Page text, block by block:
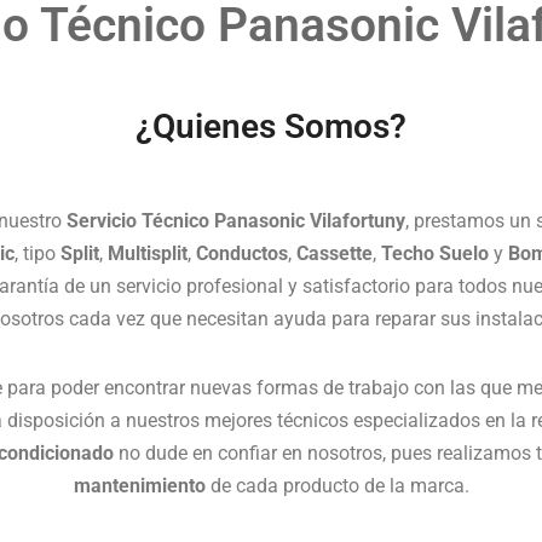
Técnico Panasonic
¿Quienes Somos?
Servicio Técnico Panasonic Vilafortuny, prestamos un
, tipo Split, Multisplit, Conductos, Cassette, Techo Sueloy
de un servicio profesional y satisfactorio para todos
cada vez que necesitan ayuda para reparar sus
poder encontrar nuevas formas de trabajo con las que
a nuestros mejores técnicos especializados en la
no dude en confiar en nosotros, pues realizamos
mantenimientode cada producto de la marca.